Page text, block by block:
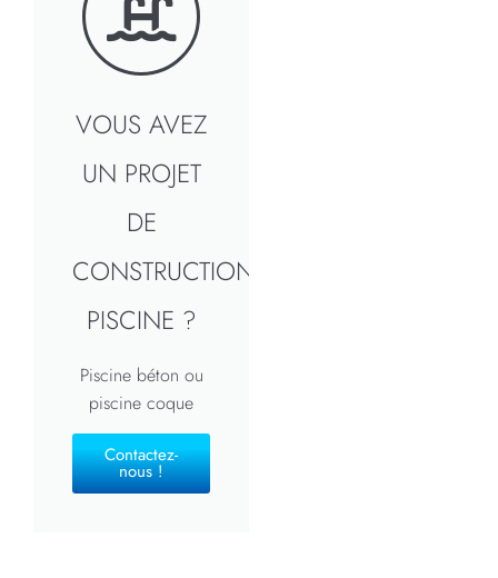
VOUS AVEZ
UN PROJET
DE
CONSTRUCTION
PISCINE ?
Piscine béton ou
piscine coque
Contactez-
nous !